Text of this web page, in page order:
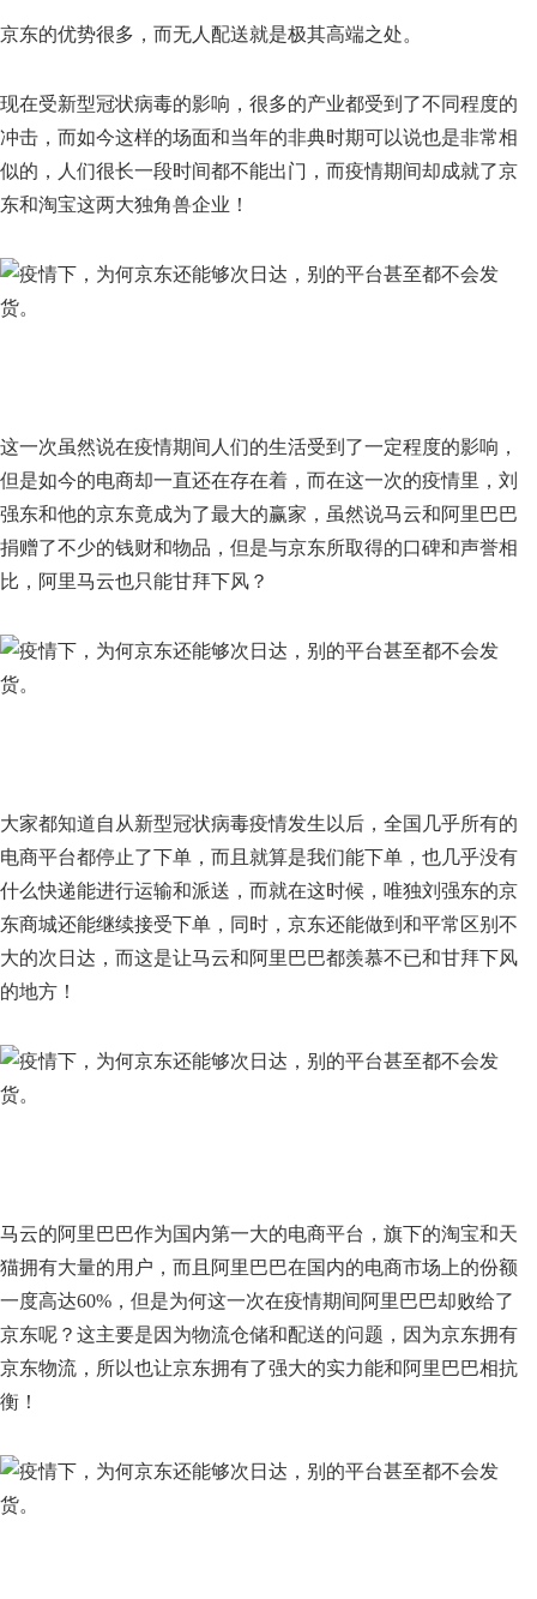
京东的优势很多，而无人配送就是极其高端之处。
现在受新型冠状病毒的影响，很多的产业都受到了不同程度的
冲击，而如今这样的场面和当年的非典时期可以说也是非常相
似的，人们很长一段时间都不能出门，而疫情期间却成就了京
东和淘宝这两大独角兽企业！
这一次虽然说在疫情期间人们的生活受到了一定程度的影响，
但是如今的电商却一直还在存在着，而在这一次的疫情里，刘
强东和他的京东竟成为了最大的赢家，虽然说马云和阿里巴巴
捐赠了不少的钱财和物品，但是与京东所取得的口碑和声誉相
比，阿里马云也只能甘拜下风？
大家都知道自从新型冠状病毒疫情发生以后，全国几乎所有的
电商平台都停止了下单，而且就算是我们能下单，也几乎没有
什么快递能进行运输和派送，而就在这时候，唯独刘强东的京
东商城还能继续接受下单，同时，京东还能做到和平常区别不
大的次日达，而这是让马云和阿里巴巴都羡慕不已和甘拜下风
的地方！
马云的阿里巴巴作为国内第一大的电商平台，旗下的淘宝和天
猫拥有大量的用户，而且阿里巴巴在国内的电商市场上的份额
一度高达60%，但是为何这一次在疫情期间阿里巴巴却败给了
京东呢？这主要是因为物流仓储和配送的问题，因为京东拥有
京东物流，所以也让京东拥有了强大的实力能和阿里巴巴相抗
衡！